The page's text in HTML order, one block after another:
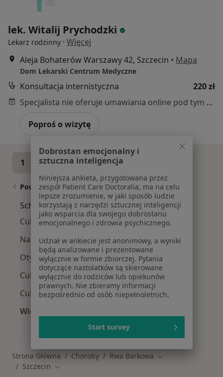
lek. Witalij Prychodzki
Lekarz rodzinny · Więcej
Aleja Bohaterów Warszawy 42, Szczecin • Mapa
Dom Lekarski Centrum Medyczne
Konsultacja internistyczna
220 zł
Specjalista nie oferuje umawiania online pod tym adresem.
Poproś o wizytę
1 2 3 4 5
Powiązane wyszukiwania
Schorzenia w Szczecinie
Cukrzyca w Szczecinie
Nadciśnienie tętnicze w Szczecinie
Otyłość w Szczecinie
Cukrzyca ciążowa w Szczecinie
Cukrzyca typu 2 w Szczecinie
Więcej (15)
Więcej w kategorii: Schorzenia w Szczecinie
Strona Główna Choroby Rwa Barkowa Zmień miasto
Szczecin Zmień miasto
Dobrostan emocjonalny i
sztuczna inteligencja
Niniejsza ankieta, przygotowana przez
zespół Patient Care Doctoralia, ma na celu
lepsze zrozumienie, w jaki sposób ludzie
korzystają z narzędzi sztucznej inteligencji
jako wsparcia dla swojego dobrostanu
emocjonalnego i zdrowia psychicznego.
Udział w ankiecie jest anonimowy, a wyniki
będą analizowane i prezentowane
wyłącznie w formie zbiorczej. Pytania
dotyczące nastolatków są skierowane
wyłącznie do rodziców lub opiekunów
prawnych. Nie zbieramy informacji
bezpośrednio od osób niepełnoletnich.
Start survey